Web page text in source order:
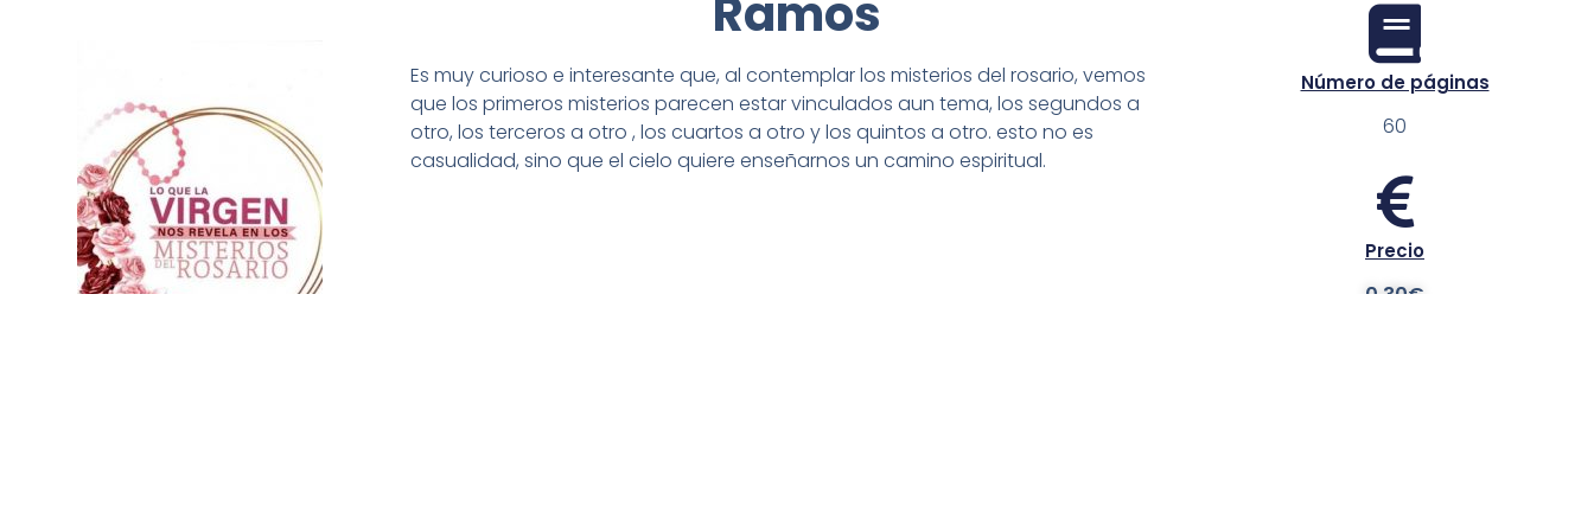
Ramos
Es muy curioso e interesante que, al contemplar los misterios del rosario, vemos
que los primeros misterios parecen estar vinculados aun tema, los segundos a
otro, los terceros a otro , los cuartos a otro y los quintos a otro. esto no es
casualidad, sino que el cielo quiere enseñarnos un camino espiritual.
Número de páginas
60
Precio
0.30€